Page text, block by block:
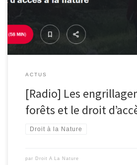
ACTUS
[Radio] Les
forêts et le droit
Droit à la Nature
par Droit A La Nature